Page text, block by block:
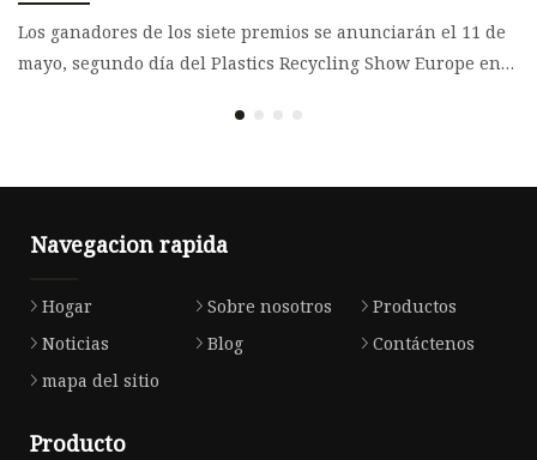
Los ganadores de los siete premios se anunciarán el 11 de
mayo, segundo día del Plastics Recycling Show Europe en
Navegacion rapida
Hogar Sobre nosotros
Productos
Noticias
Blog
Contáctenos
mapa del sitio
Producto